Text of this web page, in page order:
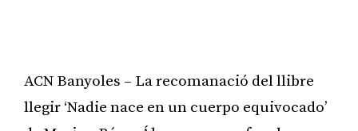
ACN Banyoles – La recomanació del llibre
llegir ‘Nadie nace en un cuerpo equivocado’